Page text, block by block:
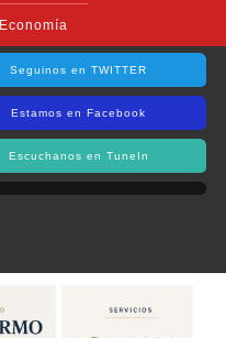
Economía
Seguinos en TWITTER
Estamos en Facebook
Escuchanos en TuneIn